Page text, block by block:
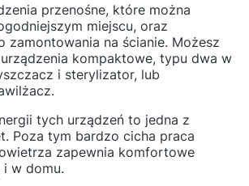
przenośne, które można
miejscu, oraz
zamontowania na ścianie. Możesz
kompaktowe, typu dwa w
i sterylizator, lub
tych urządzeń to jedna z
Poza tym bardzo cicha praca
zapewnia komfortowe
w domu.